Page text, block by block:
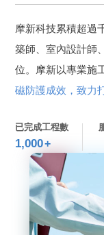
摩新科技累積超過
築師、室內設計師
位。摩新以專業施
磁防護成效，致力
已完成工程數
1,000+